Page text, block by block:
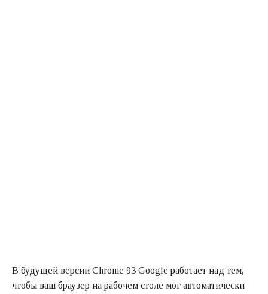
В будущей версии Chrome 93 Google работает над тем,
чтобы ваш браузер на рабочем столе мог автоматически